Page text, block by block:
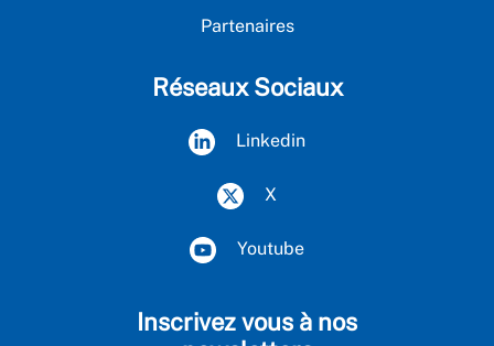
Partenaires
Réseaux Sociaux
Linkedin
X
Youtube
Inscrivez vous à nos